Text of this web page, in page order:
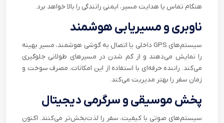
هنگام تماس یا هدایت مسیر، ایمنی رانندگی را بالا خواهد برد.
ناوبری و مسیریابی هوشمند
سیستم‌های GPS داخلی یا اتصال به گوشی هوشمند، مسیر بهینه
را نمایش می‌دهند و از گم شدن در مسیرهای طولانی جلوگیری
می‌کند. راننده حرفه‌ای با استفاده از این امکانات، مصرف سوخت و
زمان سفر را بهتر مدیریت می‌کند.
پخش موسیقی و سرگرمی دیجیتال
سیستم‌های صوتی با کیفیت، سفر را لذت‌بخش‌تر می‌کنند. اکنون